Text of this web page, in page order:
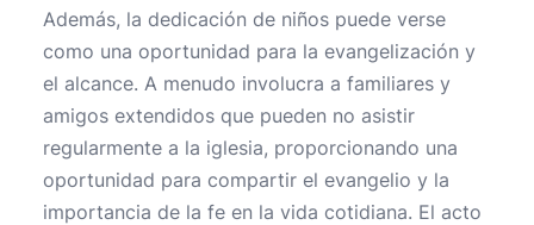
Además, la dedicación de niños puede verse
como una oportunidad para la evangelización y
el alcance. A menudo involucra a familiares y
amigos extendidos que pueden no asistir
regularmente a la iglesia, proporcionando una
oportunidad para compartir el evangelio y la
importancia de la fe en la vida cotidiana. El acto